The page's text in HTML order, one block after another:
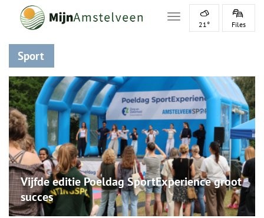
Toggle navigation
21° Files
Sport
Vijfde editie Poeldag SportExperience groot
succes